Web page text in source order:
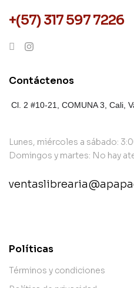
+(57) 317 597 7226
Contáctenos
Cl. 2 #10-21, COMUNA 3, Cali,
Lunes, miércoles a sábado:
Domingos y martes: No hay
Políticas
Términos y condiciones